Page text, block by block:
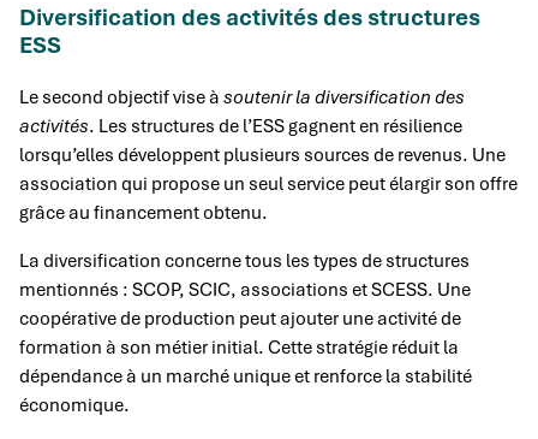
Diversification des activités des structures
ESS
Le second objectif vise à soutenir la diversification des
activités. Les structures de l’ESS gagnent en résilience
lorsqu’elles développent plusieurs sources de revenus. Une
association qui propose un seul service peut élargir son offre
grâce au financement obtenu.
La diversification concerne tous les types de structures
mentionnés : SCOP, SCIC, associations et SCESS. Une
coopérative de production peut ajouter une activité de
formation à son métier initial. Cette stratégie réduit la
dépendance à un marché unique et renforce la stabilité
économique.